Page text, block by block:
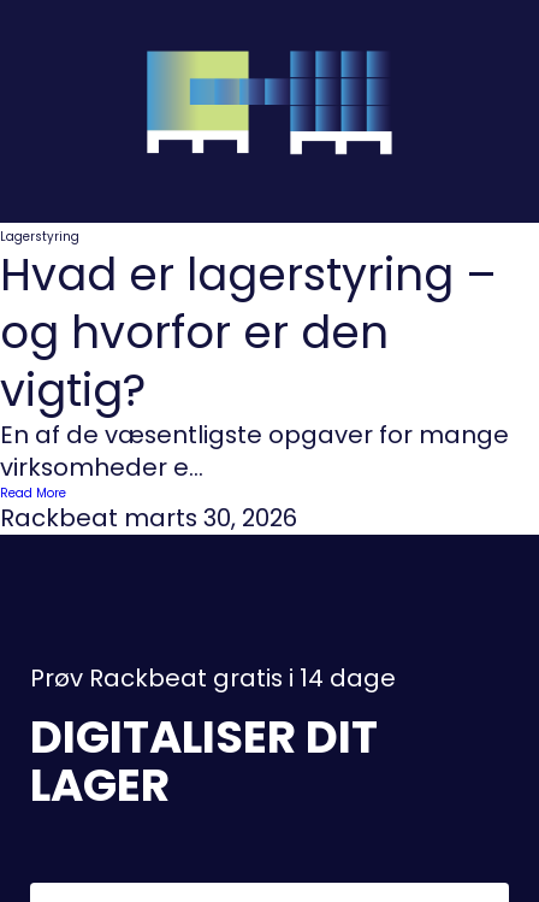
Lagerstyring
Hvad er lagerstyring –
og hvorfor er den
vigtig?
En af de væsentligste opgaver for mange
virksomheder e...
Read More
Rackbeat marts 30, 2026
Prøv Rackbeat gratis i 14 dage
DIGITALISER DIT
LAGER